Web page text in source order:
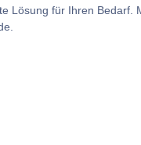
Lösung für Ihren Bedarf.